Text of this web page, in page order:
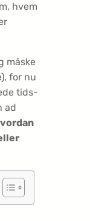
hvem
måske
for nu
tids-
ad